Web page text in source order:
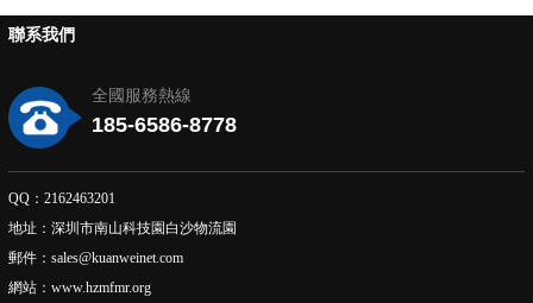
聯系我們
全國服務熱線
185-6586-8778
QQ：2162463201
地址：深圳市南山科技園白沙物流園
郵件：sales@kuanweinet.com
網站：www.hzmfmr.org